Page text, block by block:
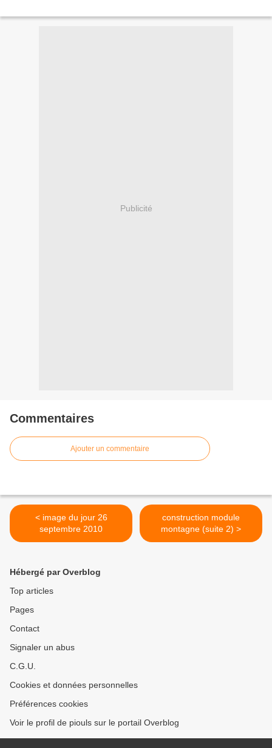
Publicité
Commentaires
Ajouter un commentaire
< image du jour 26
septembre 2010
construction module
montagne (suite 2) >
Hébergé par Overblog
Top articles
Pages
Contact
Signaler un abus
C.G.U.
Cookies et données personnelles
Préférences cookies
Voir le profil de piouls sur le portail Overblog